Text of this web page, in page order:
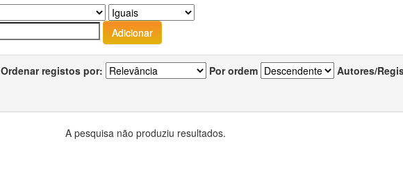
Ordenar registos por: Por ordem Autores/
A pesquisa não produziu resultados.